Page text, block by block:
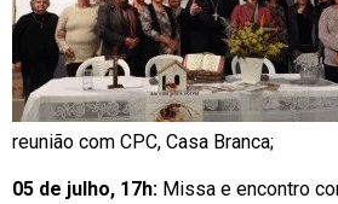
reunião com CPC, Casa Branca;
05 de julho, 17h: Missa e encontro